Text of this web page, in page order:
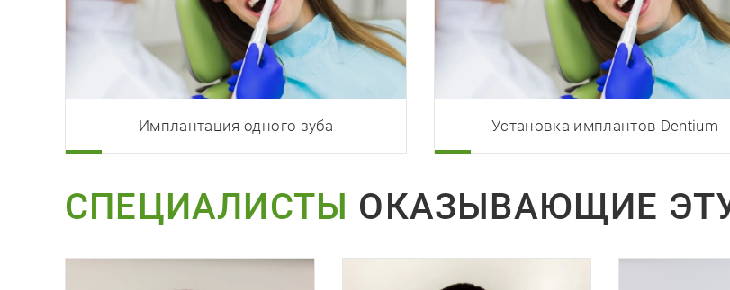
Имплантация одного зуба Установка имплантов Dentium
СПЕЦИАЛИСТЫ ОКАЗЫВАЮЩИЕ